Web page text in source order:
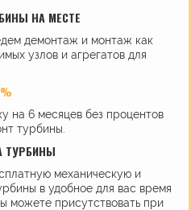
НА МЕСТЕ
демонтаж и монтаж как
узлов и агрегатов для
на 6 месяцев без процентов
турбины.
ТУРБИНЫ
механическую и
в удобное для вас время
можете присутствовать при